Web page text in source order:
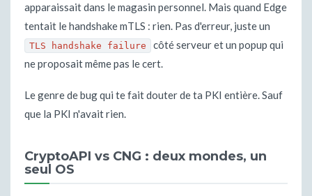
apparaissait dans le magasin personnel. Mais quand Edge
tentait le handshake mTLS : rien. Pas d'erreur, juste un
TLS handshake failure
côté serveur et un popup qui
ne proposait même pas le cert.
Le genre de bug qui te fait douter de ta PKI entière. Sauf
que la PKI n'avait rien.
CryptoAPI vs CNG : deux mondes, un
seul OS